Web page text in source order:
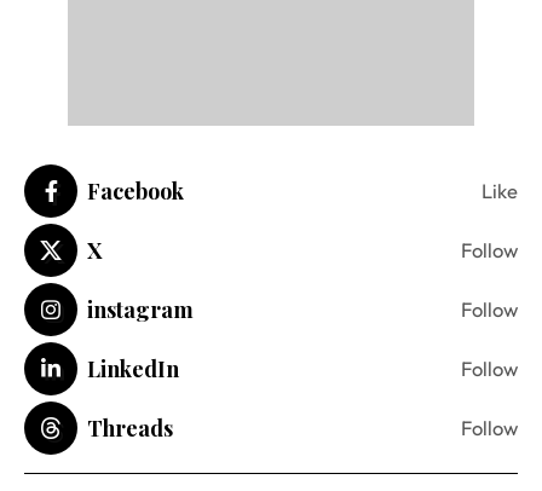
Facebook Like
X Follow
instagram Follow
LinkedIn Follow
Threads Follow